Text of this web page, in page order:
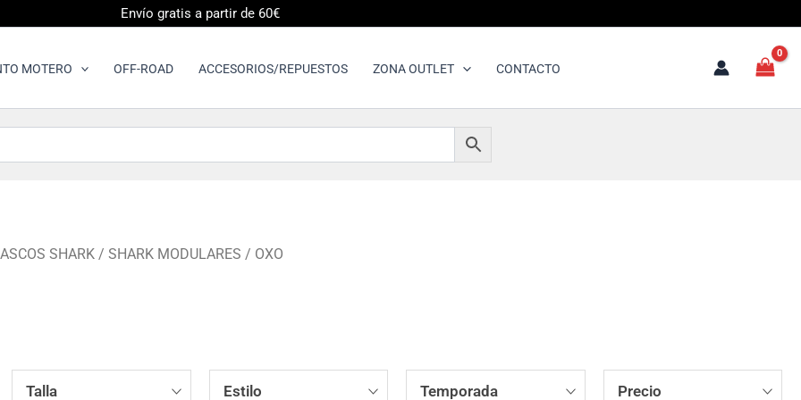
Envío gratis a partir de 60€
MOTERO OFF-ROAD ACCESORIOS/REPUESTOS ZONA OUTLET CONTACTO
SHARK / SHARK MODULARES / OXO
Talla Estilo Temporada Precio